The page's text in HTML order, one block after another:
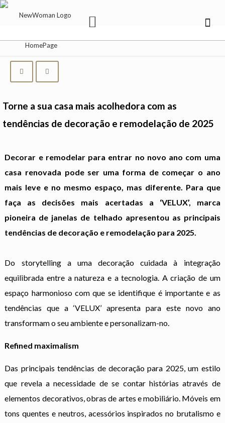
Torne a sua casa mais acolhedora com as
tendências de decoração e remodelação de 2025
Decorar e remodelar para entrar no novo ano com uma
casa renovada pode ser uma forma de começar o ano
mais leve e no mesmo espaço, mas diferente. Para que
faça as decisões mais acertadas a ‘VELUX’, marca
pioneira de janelas de telhado apresentou as principais
tendências de decoração e remodelação para 2025.
Do storytelling a uma decoração cuidada à integração
equilibrada entre a natureza e a tecnologia. A criação de um
espaço harmonioso com que se identifique é importante e as
tendências que a ‘VELUX’ apresenta para este novo ano
transformam o seu ambiente e personalizam-no.
Refined maximalism
Das principais tendências de decoração para 2025, um estilo
que revela a necessidade de se contar histórias através de
elementos decorativos, obras de artes e mobiliário. Móveis em
tons quentes e neutros, acessórios inspirados no brutalismo e